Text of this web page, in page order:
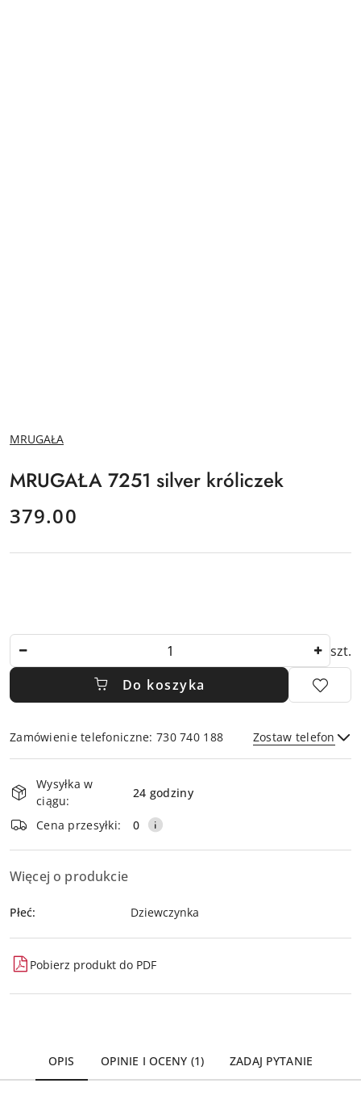
NAZWA
PRODUCENTA:
MRUGAŁA
MRUGAŁA 7251 silver króliczek
cena:
379.00
szt.
Do koszyka
Zamówienie telefoniczne: 730 740 188 Zostaw telefon
i
dostawa
Wysyłka w
ciągu:
24 godziny
Cena przesyłki: 0
Więcej o produkcie
Płeć: Dziewczynka
Pobierz produkt do PDF
OPIS OPINIE I OCENY (1) ZADAJ PYTANIE